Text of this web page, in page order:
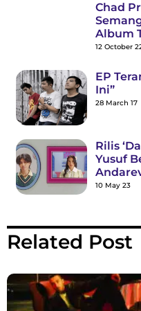
Chad
Album
12 October
EP
Ini”
28 March 17
Rilis
Yusuf
10 May 23
Related Post